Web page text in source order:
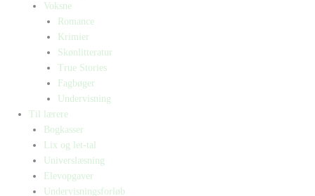
Voksne
Romance
Krimier
Skønlitteratur
True Stories
Fagbøger
Undervisning
Til lærere
Bogkasser
Lix og let-tal
Universlæsning
Elevopgaver
Undervisningsforløb